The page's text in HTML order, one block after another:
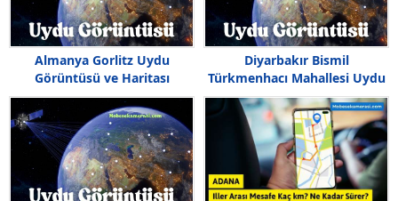
Almanya Gorlitz Uydu
Görüntüsü ve Haritası
Diyarbakır Bismil
Türkmenhacı Mahallesi Uydu
Görüntüsü Haritası